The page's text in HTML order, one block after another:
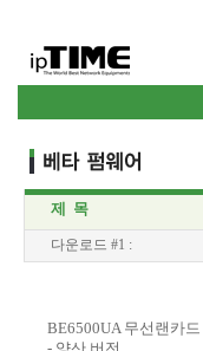
제 목
다운로드 #1 :
BE6500UA 무선랜카